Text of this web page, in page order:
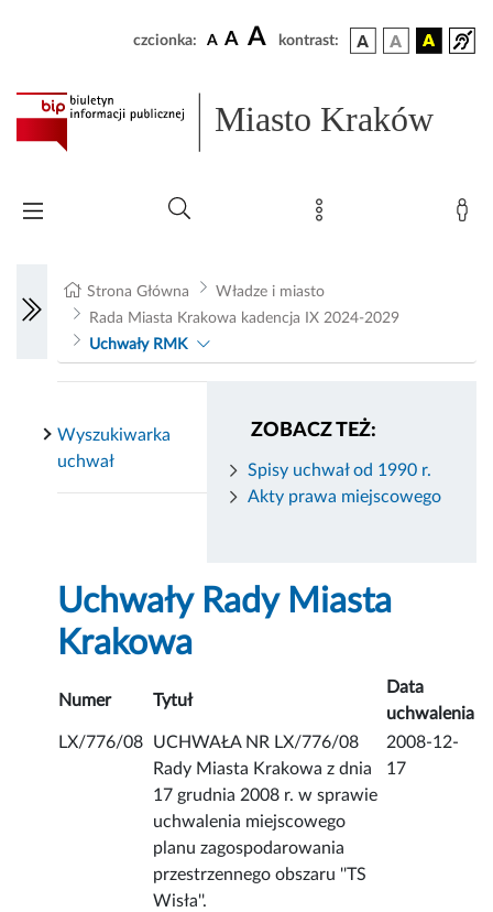
czcionka: A A A kontrast:
Miasto Kraków
Strona Główna
Władze i miasto
Rada Miasta Krakowa kadencja IX 2024-2029
Uchwały RMK
ZOBACZ TEŻ:
Spisy uchwał od 1990 r.
Akty prawa miejscowego
Wyszukiwarka
uchwał
Uchwały Rady Miasta
Krakowa
Numer Tytuł
Data
uchwalenia
LX/776/08
UCHWAŁA NR LX/776/08
Rady Miasta Krakowa z dnia
17 grudnia 2008 r. w sprawie
uchwalenia miejscowego
planu zagospodarowania
przestrzennego obszaru ''TS
Wisła''.
2008-12-
17